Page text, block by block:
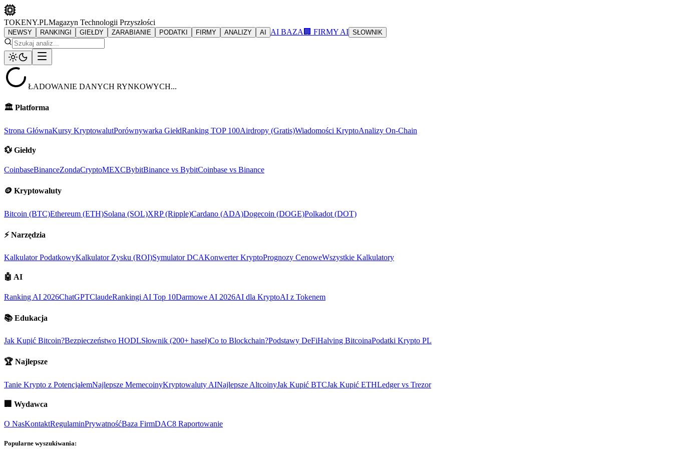
TOKENY.PLMagazyn Technologii Przyszłości
NEWSY RANKINGI GIEŁDY ZARABIANIE PODATKI FIRMY ANALIZY AI AI BAZA 🏢 FIRMY AI SŁOWNIK
ŁADOWANIE DANYCH RYNKOWYCH...
🏛️ Platforma
Strona GłównaKursy KryptowalutPorównywarka GiełdRanking TOP 100Airdropy (Gratis)Wiadomości KryptoAnalizy On-Chain
💱 Giełdy
CoinbaseBinanceZondaCryptoMEXCBybitBinance vs BybitCoinbase vs Binance
🪙 Kryptowaluty
Bitcoin (BTC)Ethereum (ETH)Solana (SOL)XRP (Ripple)Cardano (ADA)Dogecoin (DOGE)Polkadot (DOT)
⚡ Narzędzia
Kalkulator PodatkowyKalkulator Zysku (ROI)Symulator DCAKonwerter KryptoPrognozy CenoweWszystkie Kalkulatory
🤖 AI
Ranking AI 2026ChatGPTClaudeRankingi AI Top 10Darmowe AI 2026AI dla KryptoAI z Tokenem
📚 Edukacja
Jak Kupić Bitcoin?Bezpieczeństwo HODLSłownik (200+ haseł)Co to Blockchain?Podstawy DeFiHalving BitcoinaPodatki Krypto PL
🏆 Najlepsze
Tanie Krypto z PotencjałemNajlepsze MemecoinyKryptowaluty AINajlepsze AltcoinyJak Kupić BTCJak Kupić ETHLedger vs Trezor
🏢 Wydawca
O NasKontaktRegulaminPrywatnośćBaza FirmDAC8 Raportowanie
Popularne wyszukiwania: